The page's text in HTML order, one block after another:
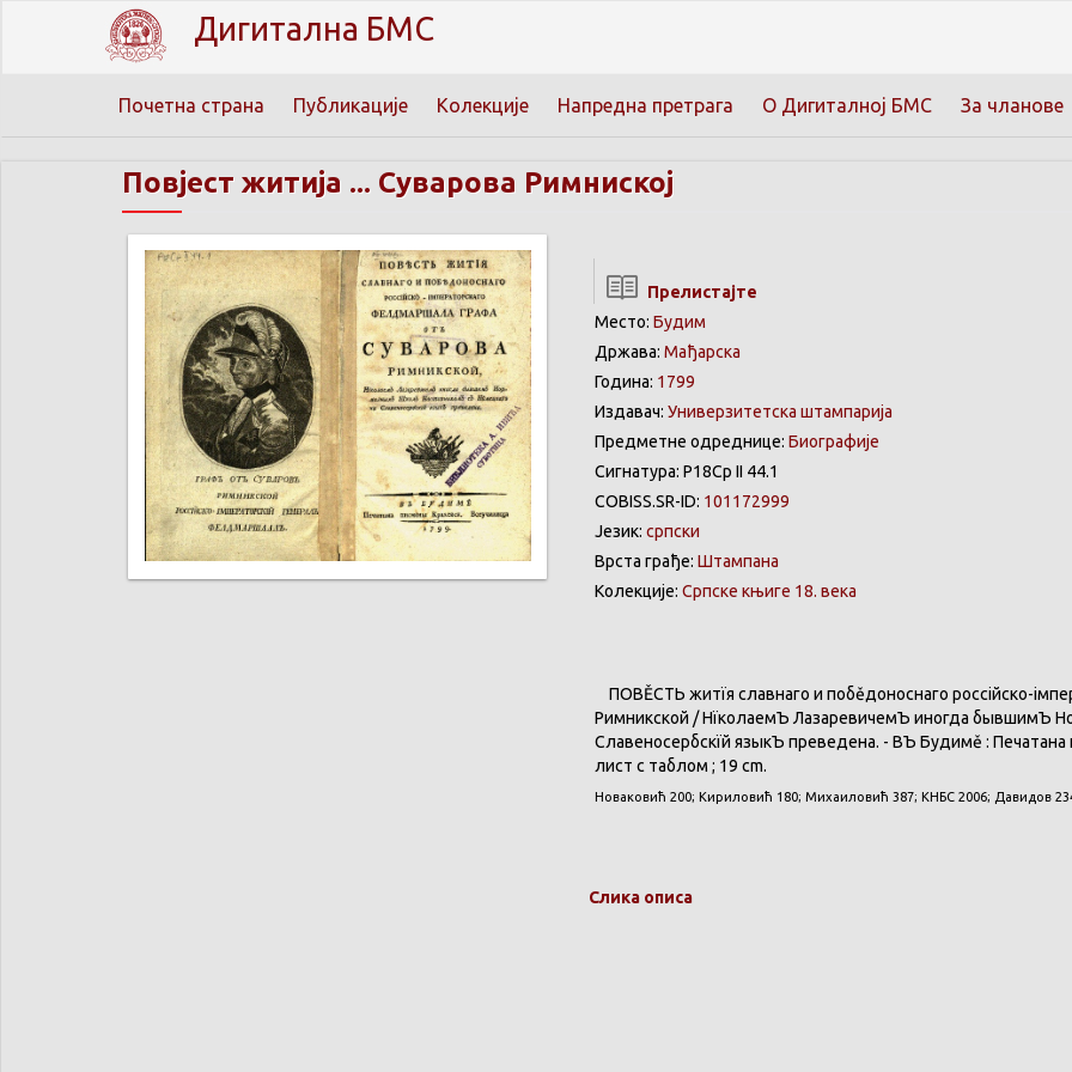
Дигитална БМС
Почетна страна Публикације Колекције Напредна претрага О Дигиталној БМС За чланове
Повјест житија ... Суварова Римниској
Прелистајте
Место: Будим
Држава: Мађарска
Година: 1799
Издавач: Универзитетска штампарија
Предметне одреднице: Биографије
Сигнатура: Р18Ср II 44.1
COBISS.SR-ID: 101172999
Језик: српски
Врста грађе: Штампана
Колекције: Српске књиге 18. века
ПОВĚСТЬ житїя славнаго и побěдоноснаго россійско-
Римникской /НїколаемЪ ЛазаревичемЪ иногда бывшимЪ
Славеносербскїй языкЪ преведена. - ВЪ Будимě : Печатана
лист с таблом ; 19 cm.
Новаковић 200; Кириловић 180; Михаиловић 387; КНБС 2006; Давидов
Слика описа